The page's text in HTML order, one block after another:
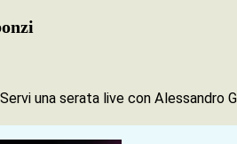
una serata live con Alessandro